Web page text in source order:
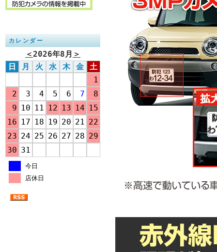
カレンダー
＜ 2026年8月 ＞
日
月 火 水 木 金
土
1
2
3 4 5 6 7
8
9 10 11 12 13 14 15
16 17 18 19 20 21 22
23 24 25 26 27 28 29
30 31
今日
店休日